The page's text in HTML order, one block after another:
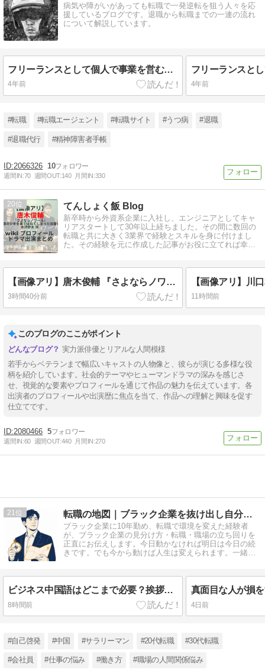
病気や障がいがあっても転職で一発逆転を狙う人々を応
援しているブログです。退職から転職までの一連の流れ
について解説しています。
フリーランスとして個人で事業を営むという働き方と、メリットとデメリットを解説
4年前 4年前
#転職 #転職エージェント #転職サイト #うつ病 #退職
#退職代行 #精神障害者手帳
2066326 10
週間IN:70 週間OUT:140 月間IN:330
20 てんしょく飯 Blog
新卒時から外資系企業に入社し、エンジニアとしてキャ
リアスタートして30年以上経ちました。その間に数回の
転職と共に大きく3業界で経験とスキルを身に付けまし
た。その経験を元に作成した記事がお役に立てれば幸い
【画像アリ】唐木俊輔 『さよならノワール』水沢恭太 役 wiki プロフィール ドラマ出演まとめ
3時間40分前 11時間前
このブログのここがポイント
実力派俳優とリアルな人間模様
若手からベテランまで幅広いキャストの人物像と、彼らが演じる多様な役
柄を紹介しています。社会的テーマやヒューマンドラマの深みを感じさ
せ、視覚的な要素やプロフィールを通じて作品の魅力を伝えています。各
出演者のプロフィールや出演歴に焦点を当て、作品への理解と興味を促す
仕立てです。
2080466 5
週間IN:60 週間OUT:440 月間IN:270
21 転職の地図｜ブラック企業を抜け出し自分で選ぶキャリアへ
ブラック企業に10年勤め、転職で環境を変えた経験者
が、ブラック企業の見分け方・転職・職場の立ち回りを
正直にお伝えします。今日動かなければ明日は今日の続
きです。でも今から動けば人生は変えられます。一緒に
ビジネス中国語はどこまで必要？挨拶レベルだった私が商談で使うまで
8時間前 4日前
#自己啓発 #中国 #サラリーマン #20代転職 #30代転職
#会社員 #仕事の悩み #働き方 #職場の人間関係悩み